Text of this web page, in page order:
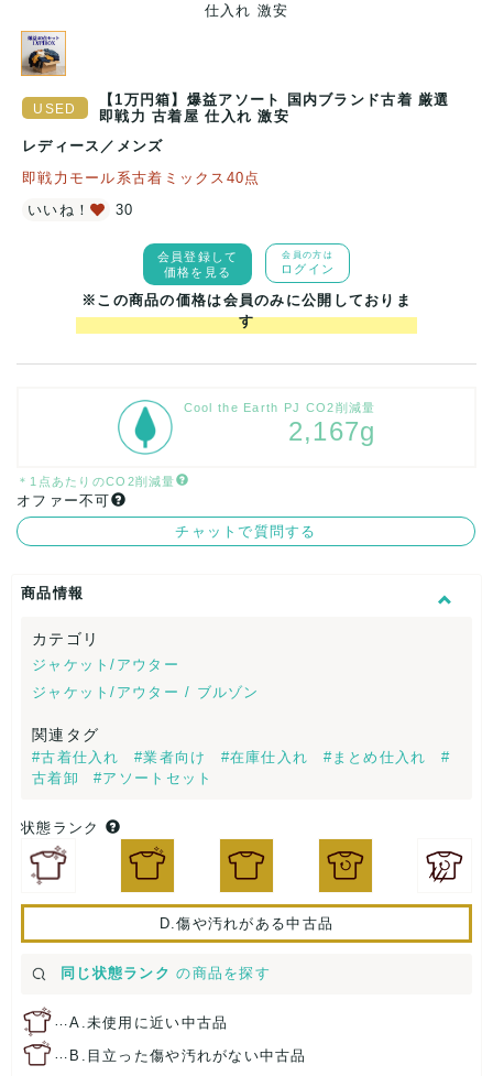
仕入れ 激安
【1万円箱】爆益アソート 国内ブランド古着 厳選
即戦力 古着屋 仕入れ 激安
レディース ／ メンズ
即戦力モール系古着ミックス40点
いいね！
30
会員登録して
価格を見る
会員の方は
ログイン
※この商品の価格は会員のみに公開しておりま
す
Cool the Earth PJ CO2削減量
2,167g
＊1点あたりのCO2削減量
オファー不可
チャットで質問する
商品情報
カテゴリ
ジャケット/アウター
ジャケット/アウター / ブルゾン
関連タグ
#古着仕入れ #業者向け #在庫仕入れ #まとめ仕入れ
#
古着卸
#アソートセット
状態ランク
D.傷や汚れがある中古品
同じ状態ランク の商品を探す
…A.未使用に近い中古品
… B.目立った傷や汚れがない中古品